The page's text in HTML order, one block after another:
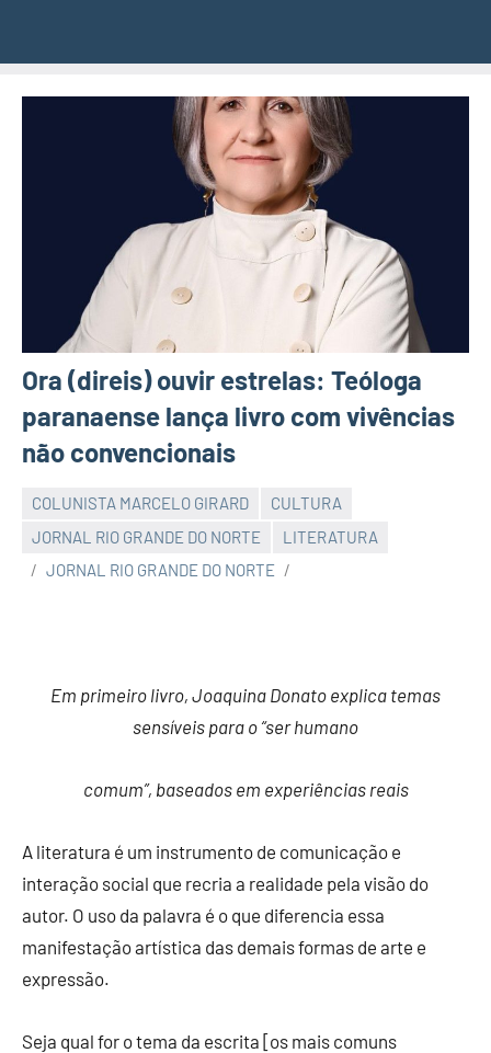
Ora (direis) ouvir estrelas: Teóloga
paranaense lança livro com vivências
não convencionais
COLUNISTA MARCELO GIRARD
CULTURA
JORNAL RIO GRANDE DO NORTE
LITERATURA
JORNAL RIO GRANDE DO NORTE
Em primeiro livro, Joaquina Donato explica temas
sensíveis para o “ser humano
comum”, baseados em experiências reais
A literatura é um instrumento de comunicação e
interação social que recria a realidade pela visão do
autor. O uso da palavra é o que diferencia essa
manifestação artística das demais formas de arte e
expressão.
Seja qual for o tema da escrita [os mais comuns